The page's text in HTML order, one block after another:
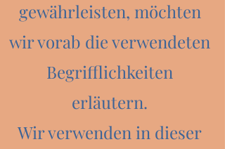
gewährleisten, möchten
wir vorab die verwendeten
Begrifflichkeiten
erläutern.
Wir verwenden in dieser